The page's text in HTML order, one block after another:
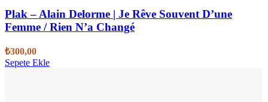
Plak – Alain Delorme | Je Rêve Souvent D’une
Femme / Rien N’a Changé
₺300,00
Sepete Ekle